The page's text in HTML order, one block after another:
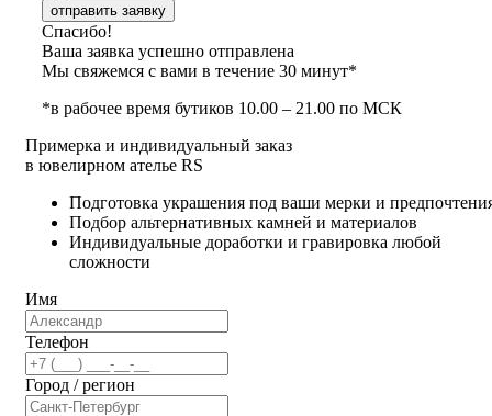
отправить заявку
Спасибо!
Ваша заявка успешно отправлена
Мы свяжемся с вами в течение 30 минут*
*в рабочее время бутиков 10.00 – 21.00 по МСК
Примерка и индивидуальный заказ
в ювелирном ателье RS
Подготовка украшения под ваши мерки и
Подбор альтернативных камней и материалов
Индивидуальные доработки и гравировка любой
сложности
Имя
Телефон
Город / регион